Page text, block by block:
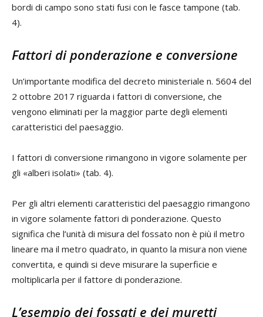
bordi di campo sono stati fusi con le fasce tampone (tab.
4).
Fattori di ponderazione e conversione
Un’importante modifica del decreto ministeriale n. 5604 del
2 ottobre 2017 riguarda i fattori di conversione, che
vengono eliminati per la maggior parte degli elementi
caratteristici del paesaggio.
I fattori di conversione rimangono in vigore solamente per
gli «alberi isolati» (tab. 4).
Per gli altri elementi caratteristici del paesaggio rimangono
in vigore solamente fattori di ponderazione. Questo
significa che l’unità di misura del fossato non è più il metro
lineare ma il metro quadrato, in quanto la misura non viene
convertita, e quindi si deve misurare la superficie e
moltiplicarla per il fattore di ponderazione.
L’esempio dei fossati e dei muretti